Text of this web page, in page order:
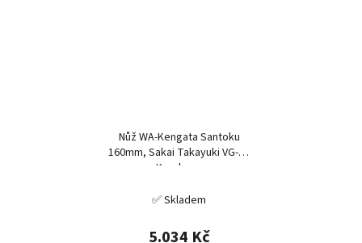
Nůž WA-Kengata Santoku
160mm, Sakai Takayuki VG-10
Kurokage
✅ Skladem
5.034 Kč